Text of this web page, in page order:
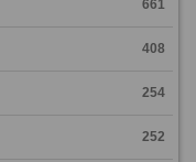
661
408
254
252